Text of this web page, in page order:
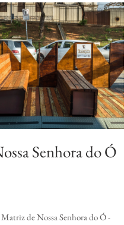
Senhora do Ó
de Nossa Senhora do Ó -